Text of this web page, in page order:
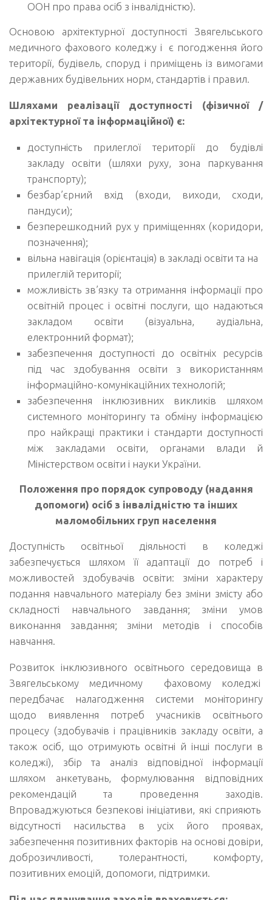
ООН про права осіб з інвалідністю).
Основою архітектурної доступності Звягельського
медичного фахового коледжу і є погодження його
території, будівель, споруд і приміщень із вимогами
державних будівельних норм, стандартів і правил.
Шляхами реалізації доступності (фізичної /
архітектурної та інформаційної) є:
доступність прилеглої території до будівлі
закладу освіти (шляхи руху, зона паркування
транспорту);
безбар’єрний вхід (входи, виходи, сходи,
пандуси);
безперешкодний рух у приміщеннях (коридори,
позначення);
вільна навігація (орієнтація) в закладі освіти та на
прилеглій території;
можливість зв’язку та отримання інформації про
освітній процес і освітні послуги, що надаються
закладом освіти (візуальна, аудіальна,
електронний формат);
забезпечення доступності до освітніх ресурсів
під час здобування освіти з використанням
інформаційно-комунікаційних технологій;
забезпечення інклюзивних викликів шляхом
системного моніторингу та обміну інформацією
про найкращі практики і стандарти доступності
між закладами освіти, органами влади й
Міністерством освіти і науки України.
Положення про порядок супроводу (надання
допомоги) осіб з інвалідністю та інших
маломобільних груп населення
Доступність освітньої діяльності в коледжі
забезпечується шляхом її адаптації до потреб і
можливостей здобувачів освіти: зміни характеру
подання навчального матеріалу без зміни змісту або
складності навчального завдання; зміни умов
виконання завдання; зміни методів і способів
навчання.
Розвиток інклюзивного освітнього середовища в
Звягельському медичному фаховому коледжі
передбачає налагодження системи моніторингу
щодо виявлення потреб учасників освітнього
процесу (здобувачів і працівників закладу освіти, а
також осіб, що отримують освітні й інші послуги в
коледжі), збір та аналіз відповідної інформації
шляхом анкетувань, формулювання відповідних
рекомендацій та проведення заходів.
Впроваджуються безпекові ініціативи, які сприяють
відсутності насильства в усіх його проявах,
забезпечення позитивних факторів на основі довіри,
доброзичливості, толерантності, комфорту,
позитивних емоцій, допомоги, підтримки.